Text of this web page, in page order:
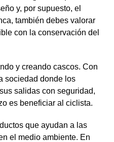
y, por supuesto, el
también debes valorar
con la conservación del
y creando cascos. Con
sociedad donde los
salidas con seguridad,
es beneficiar al ciclista.
que ayudan a las
el medio ambiente. En